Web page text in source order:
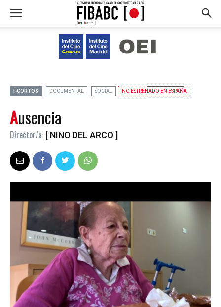
I-CORTOS DOCUMENTAL SOCIAL NO ESTRENADO EN ESPAÑA
Ausencia
Director/a: [ NINO DEL ARCO ]